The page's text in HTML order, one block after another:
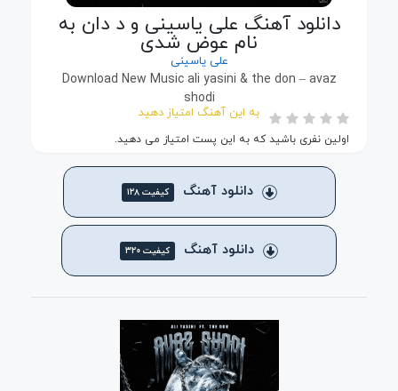
دانلود آهنگ علی یاسینی و د دان به
نام عوض شدی
علی یاسینی
Download New Music ali yasini & the don – avaz
shodi
به این آهنگ امتیاز دهید
اولین نفری باشید که به این پست امتیاز می دهید.
دانلود آهنگ کیفیت ۱۲۸
دانلود آهنگ کیفیت ۳۲۰